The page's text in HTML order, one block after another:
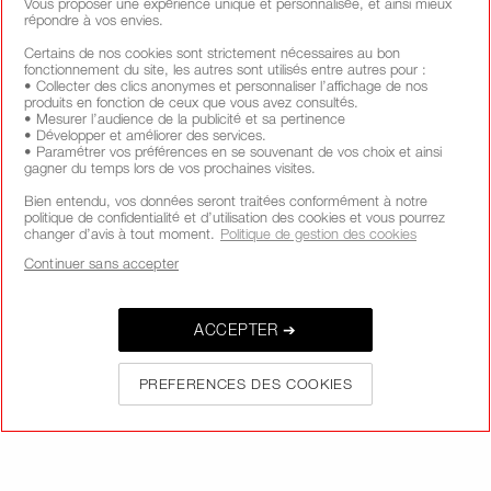
SIGN UP
À PROPOS DE NARS
SUIVEZ-NOUS
répondre à vos envies.
Certains de nos cookies sont strictement nécessaires au bon
fonctionnement du site, les autres sont utilisés entre autres pour :
• Collecter des clics anonymes et personnaliser l’affichage de nos
produits en fonction de ceux que vous avez consultés.
• Mesurer l’audience de la publicité et sa pertinence
• Développer et améliorer des services.
• Paramétrer vos préférences en se souvenant de vos choix et ainsi
gagner du temps lors de vos prochaines visites.
Bien entendu, vos données seront traitées conformément à notre
politique de confidentialité et d’utilisation des cookies et vous pourrez
changer d’avis à tout moment. Politique de gestion des cookies
PREFERENCES DES COOKIES
ACCEPTER ➔
Continuer sans accepter